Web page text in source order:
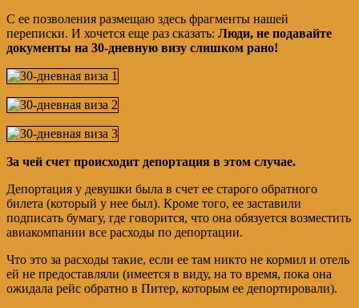
С ее позволения размещаю здесь фрагменты нашей
переписки. И хочется еще раз сказать: Люди, не подавайте
документы на 30-дневную визу слишком рано!
За чей счет происходит депортация в этом случае.
Депортация у девушки была в счет ее старого обратного
билета (который у нее был). Кроме того, ее заставили
подписать бумагу, где говорится, что она обязуется возместить
авиакомпании все расходы по депортации.
Что это за расходы такие, если ее там никто не кормил и отель
ей не предоставляли (имеется в виду, на то время, пока она
ожидала рейс обратно в Питер, которым ее депортировали).